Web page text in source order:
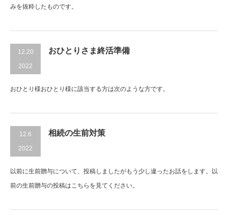
みを抜粋したものです。
12.20
2022
おひとりさま終活準備
おひとり様おひとり様に該当する方は次のような方です。
12.6
2022
相続の生前対策
以前に生前贈与について、投稿しましたがもう少し違ったお話をします。以
前の生前贈与の投稿はこちらを見てください。